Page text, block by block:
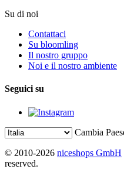
Su di noi
Contattaci
Su bloomling
Il nostro gruppo
Noi e il nostro ambiente
Seguici su
Cambia
© 2010-2026 niceshops GmbH
reserved.